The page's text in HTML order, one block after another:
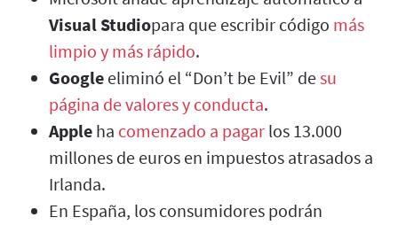
Visual Studiopara que escribir código más
limpio y más rápido.
Google eliminó el “Don’t be Evil” desu
página de valores y conducta.
Apple ha comenzado a pagar los 13.000
millones de euros en impuestos atrasados a
Irlanda.
En España, los consumidores podrán